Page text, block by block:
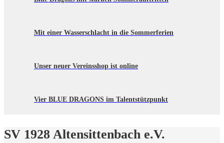
Mit einer Wasserschlacht in die Sommerferien
Unser neuer Vereinsshop ist online
Vier BLUE DRAGONS im Talentstützpunkt
SV 1928 Altensittenbach e.V.